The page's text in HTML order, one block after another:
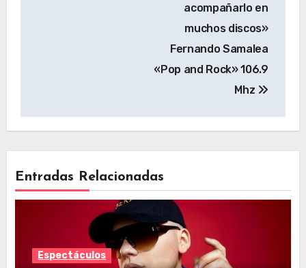
acompañarlo en
muchos discos»
Fernando Samalea
«Pop and Rock» 106.9
Mhz
Entradas Relacionadas
Espectáculos